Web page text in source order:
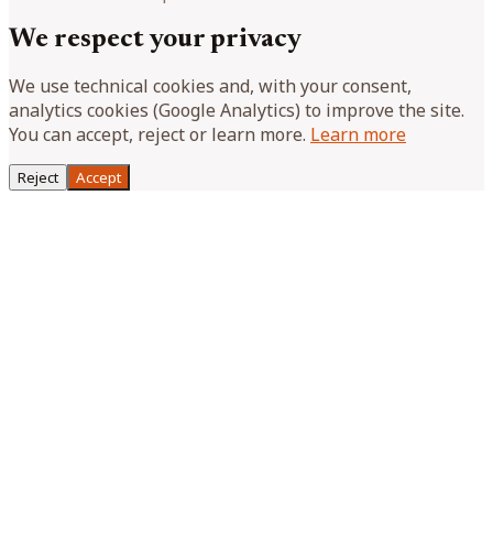
We respect your privacy
We use technical cookies and, with your consent,
analytics cookies (Google Analytics) to improve the site.
You can accept, reject or learn more. Learn more
Reject Accept